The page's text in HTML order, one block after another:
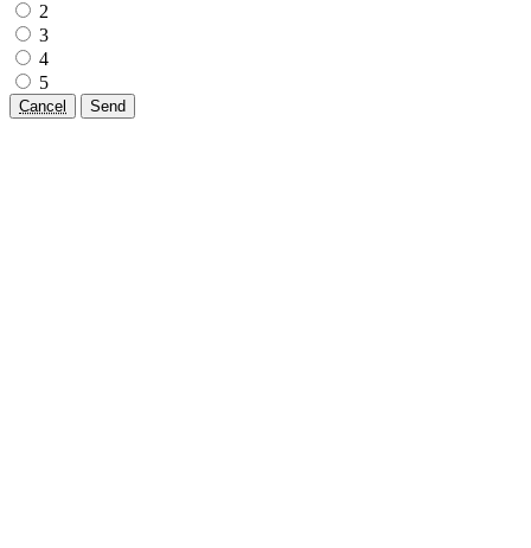
2
3
4
5
Cancel Send